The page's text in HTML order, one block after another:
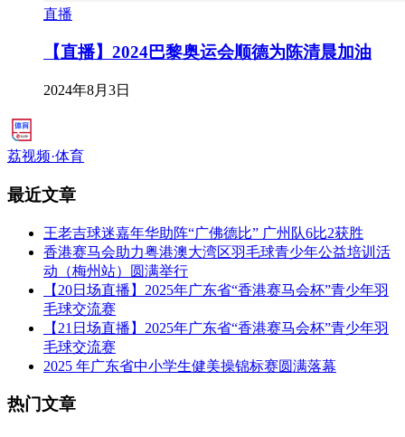
直播
【直播】2024巴黎奥运会顺德为陈清晨加油
2024年8月3日
荔视频·体育
最近文章
王老吉球迷嘉年华助阵“广佛德比” 广州队6比2获胜
香港赛马会助力粤港澳大湾区羽毛球青少年公益培训活
动（梅州站）圆满举行
【20日场直播】2025年广东省“香港赛马会杯”青少年羽
毛球交流赛
【21日场直播】2025年广东省“香港赛马会杯”青少年羽
毛球交流赛
2025 年广东省中小学生健美操锦标赛圆满落幕
热门文章